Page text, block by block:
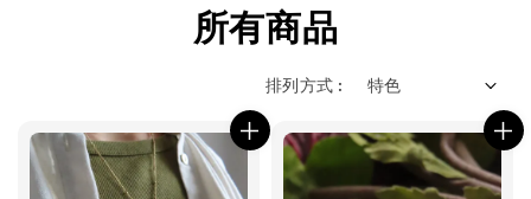
所有商品
排列方式 :